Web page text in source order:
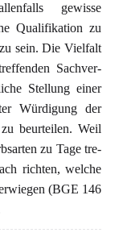
gewisse
Qualifikation zu
sein. Die Vielfalt
Sachver-
Stellung einer
Würdigung der
beurteilen. Weil
zu Tage tre-
richten, welche
(BGE 146